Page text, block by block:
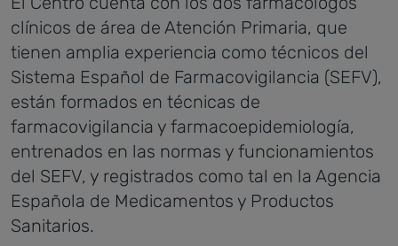
clínicos de área de Atención Primaria, que
tienen amplia experiencia como técnicos del
Sistema Español de Farmacovigilancia (SEFV),
están formados en técnicas de
farmacovigilancia y farmacoepidemiología,
entrenados en las normas y funcionamientos
del SEFV, y registrados como tal en la Agencia
Española de Medicamentos y Productos
Sanitarios.